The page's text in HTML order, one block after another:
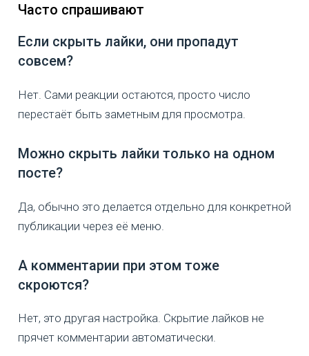
Часто спрашивают
Если скрыть лайки, они пропадут
совсем?
Нет. Сами реакции остаются, просто число
перестаёт быть заметным для просмотра.
Можно скрыть лайки только на одном
посте?
Да, обычно это делается отдельно для конкретной
публикации через её меню.
А комментарии при этом тоже
скроются?
Нет, это другая настройка. Скрытие лайков не
прячет комментарии автоматически.